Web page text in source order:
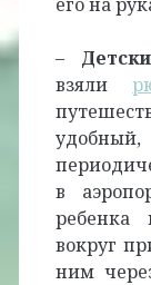
–
взяли
в
ребенка
вокруг
ним